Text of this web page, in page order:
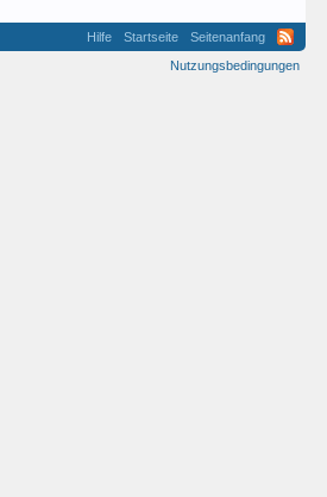
Hilfe Startseite
Seitenanfang
Nutzungsbedingungen